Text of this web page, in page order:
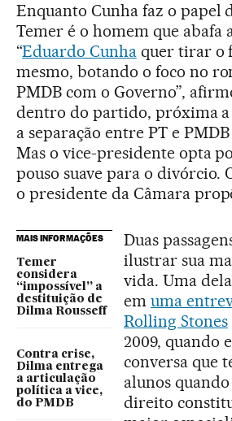
Enquanto Cunha faz o papel
Temer é o homem que abafa
“Eduardo Cunhaquer tirar o
mesmo, botando o foco no
PMDB com o Governo”,
dentro do partido, próxima a
a separação entre PT e
Mas o vice-presidente opta
pouso suave para o divórcio.
o presidente da Câmara
MAIS INFORMAÇÕES
Temer
considera
“impossível” a
destituição de
Dilma Rousseff
Contra crise,
Dilma entrega
a articulação
política a vice,
do PMDB
Duas
ilustrar sua
vida. Uma
em uma
Rolling Stones
2009, quando
conversa que
alunos
direito